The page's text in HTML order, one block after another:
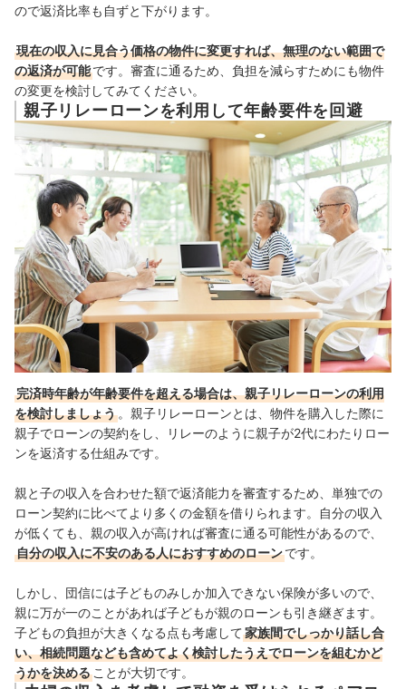
ので返済比率も自ずと下がります。
現在の収入に見合う価格の物件に変更すれば、無理のない範囲で
の返済が可能です。審査に通るため、負担を減らすためにも物件
の変更を検討してみてください。
親子リレーローンを利用して年齢要件を回避
完済時年齢が年齢要件を超える場合は、親子リレーローンの利用
を検討しましょう 。親子リレーローンとは、物件を購入した際に
親子でローンの契約をし、リレーのように親子が2代にわたりロー
ンを返済する仕組みです。
親と子の収入を合わせた額で返済能力を審査するため、単独での
ローン契約に比べてより多くの金額を借りられます。自分の収入
が低くても、親の収入が高ければ審査に通る可能性があるので、
自分の収入に不安のある人におすすめのローンです。
しかし、団信には子どものみしか加入できない保険が多いので、
親に万が一のことがあれば子どもが親のローンも引き継ぎます。
子どもの負担が大きくなる点も考慮して家族間でしっかり話し合
い、相続問題なども含めてよく検討したうえでローンを組むかど
うかを決める ことが大切です。